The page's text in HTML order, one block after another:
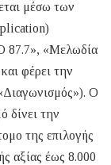
μέσω των
87.7», «Μελωδία
φέρει την
O
δίνει την
της επιλογής
αξίας έως 8.000